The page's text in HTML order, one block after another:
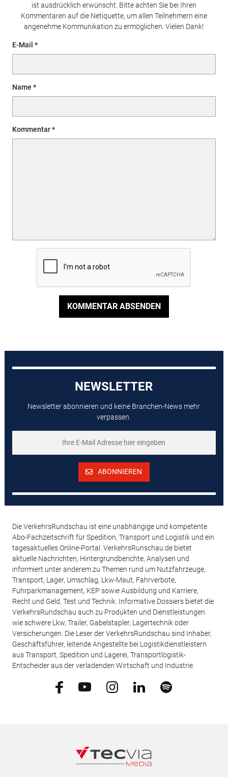
ist ausdrücklich erwünscht. Bitte achten Sie bei Ihren
Kommentaren auf die Netiquette, um allen Teilnehmern eine
angenehme Kommunikation zu ermöglichen. Vielen Dank!
E-Mail
Name
Kommentar
KOMMENTAR ABSENDEN
NEWSLETTER
Newsletter abonnieren und keine Branchen-News mehr
verpassen.
ABONNIEREN
Die VerkehrsRundschau ist eine unabhängige und kompetente
Abo-Fachzeitschrift für Spedition, Transport und Logistik und ein
tagesaktuelles Online-Portal. VerkehrsRunschau.de bietet
aktuelle Nachrichten, Hintergrundberichte, Analysen und
informiert unter anderem zu Themen rund um Nutzfahrzeuge,
Transport, Lager, Umschlag, Lkw-Maut, Fahrverbote,
Fuhrparkmanagement, KEP sowie Ausbildung und Karriere,
Recht und Geld, Test und Technik. Informative Dossiers bietet die
VerkehrsRundschau auch zu Produkten und Dienstleistungen
wie schwere Lkw, Trailer, Gabelstapler, Lagertechnik oder
Versicherungen. Die Leser der VerkehrsRundschau sind Inhaber,
Geschäftsführer, leitende Angestellte bei Logistikdienstleistern
aus Transport, Spedition und Lagerei, Transportlogistik-
Entscheider aus der verladenden Wirtschaft und Industrie.